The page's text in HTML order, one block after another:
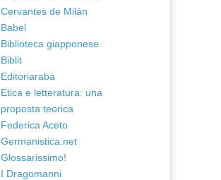
Cervantes de Milán
Babel
Biblioteca giapponese
Biblit
Editoriaraba
Etica e letteratura: una
proposta teorica
Federica Aceto
Germanistica.net
Glossarissimo!
I Dragomanni